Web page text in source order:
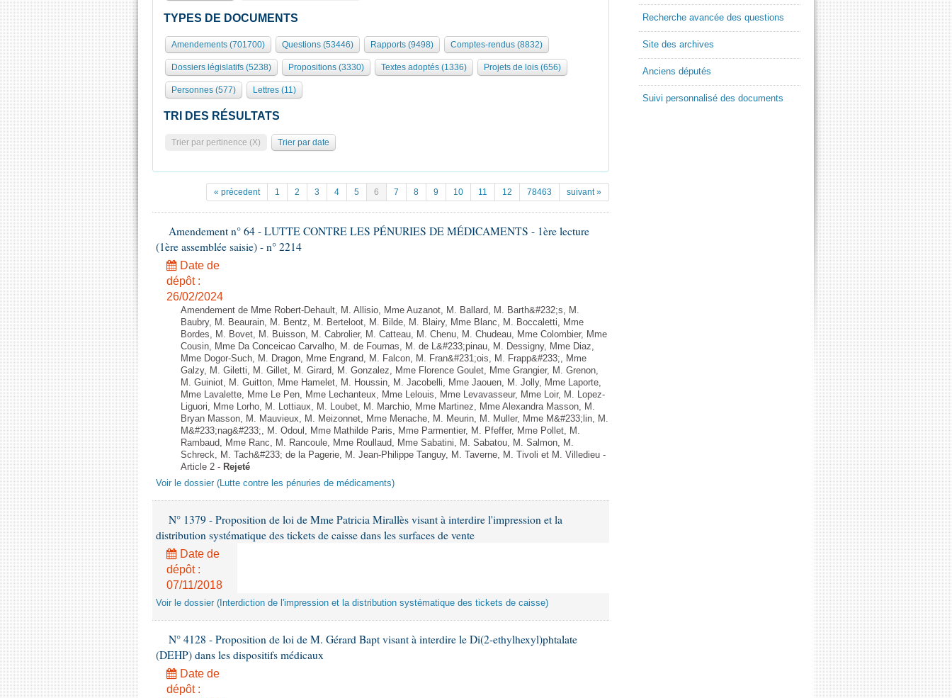
TYPES DE DOCUMENTS
Amendements (701700) Questions (53446) Rapports (9498) Comptes-rendus (8832)
Dossiers législatifs (5238) Propositions (3330) Textes adoptés (1336) Projets de lois (656)
Personnes (577) Lettres (11)
TRI DES RÉSULTATS
Trier par pertinence (X) Trier par date
« précedent 1 2 3 4 5 6 7 8 9 10 11 12 78463 suivant »
Amendement n° 64 - LUTTE CONTRE LES PÉNURIES DE MÉDICAMENTS - 1ère lecture
(1ère assemblée saisie) - n° 2214
Date de
dépôt :
26/02/2024
Amendement de Mme Robert-Dehault, M. Allisio, Mme Auzanot, M. Ballard, M. Barth&#232;s, M.
Baubry, M. Beaurain, M. Bentz, M. Berteloot, M. Bilde, M. Blairy, Mme Blanc, M. Boccaletti, Mme
Bordes, M. Bovet, M. Buisson, M. Cabrolier, M. Catteau, M. Chenu, M. Chudeau, Mme Colombier, Mme
Cousin, Mme Da Conceicao Carvalho, M. de Fournas, M. de L&#233;pinau, M. Dessigny, Mme Diaz,
Mme Dogor-Such, M. Dragon, Mme Engrand, M. Falcon, M. Fran&#231;ois, M. Frapp&#233;, Mme
Galzy, M. Giletti, M. Gillet, M. Girard, M. Gonzalez, Mme Florence Goulet, Mme Grangier, M. Grenon,
M. Guiniot, M. Guitton, Mme Hamelet, M. Houssin, M. Jacobelli, Mme Jaouen, M. Jolly, Mme Laporte,
Mme Lavalette, Mme Le Pen, Mme Lechanteux, Mme Lelouis, Mme Levavasseur, Mme Loir, M. Lopez-
Liguori, Mme Lorho, M. Lottiaux, M. Loubet, M. Marchio, Mme Martinez, Mme Alexandra Masson, M.
Bryan Masson, M. Mauvieux, M. Meizonnet, Mme Menache, M. Meurin, M. Muller, Mme M&#233;lin, M.
M&#233;nag&#233;, M. Odoul, Mme Mathilde Paris, Mme Parmentier, M. Pfeffer, Mme Pollet, M.
Rambaud, Mme Ranc, M. Rancoule, Mme Roullaud, Mme Sabatini, M. Sabatou, M. Salmon, M.
Schreck, M. Tach&#233; de la Pagerie, M. Jean-Philippe Tanguy, M. Taverne, M. Tivoli et M. Villedieu -
Article 2 - Rejeté
Voir le dossier (Lutte contre les pénuries de médicaments)
N° 1379 - Proposition de loi de Mme Patricia Mirallès visant à interdire l'impression et la
distribution systématique des tickets de caisse dans les surfaces de vente
Date de
dépôt :
07/11/2018
Voir le dossier (Interdiction de l'impression et la distribution systématique des tickets de caisse)
N° 4128 - Proposition de loi de M. Gérard Bapt visant à interdire le Di(2-ethylhexyl)phtalate
(DEHP) dans les dispositifs médicaux
Date de
dépôt :
Recherche avancée des questions
Site des archives
Anciens députés
Suivi personnalisé des documents